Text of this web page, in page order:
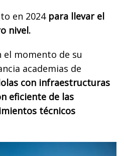
en 2024 para llevar el
nivel.
el momento de su
academias de
con infraestructuras
eficiente de las
técnicos